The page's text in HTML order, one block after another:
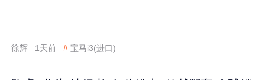
徐辉 1天前 # 宝马i3(进口)